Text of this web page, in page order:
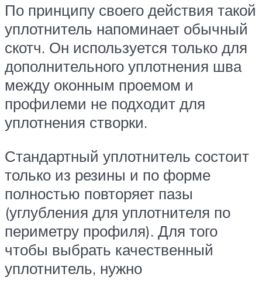
По принципу своего действия такой
уплотнитель напоминает обычный
скотч. Он используется только для
дополнительного уплотнения шва
между оконным проемом и
профилеми не подходит для
уплотнения створки.
Стандартный уплотнитель состоит
только из резины и по форме
полностью повторяет пазы
(углубления для уплотнителя по
периметру профиля). Для того
чтобы выбрать качественный
уплотнитель, нужно